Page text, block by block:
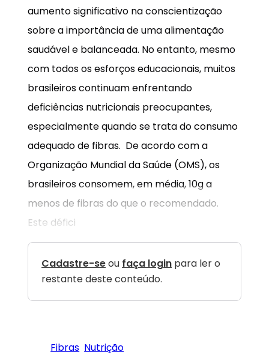
aumento significativo na conscientização
sobre a importância de uma alimentação
saudável e balanceada. No entanto, mesmo
com todos os esforços educacionais, muitos
brasileiros continuam enfrentando
deficiências nutricionais preocupantes,
especialmente quando se trata do consumo
adequado de fibras. De acordo com a
Organização Mundial da Saúde (OMS), os
brasileiros consomem, em média, 10g a
menos de fibras do que o recomendado.
Este défici
Cadastre-seou faça login para ler o
restante deste conteúdo.
Fibras Nutrição